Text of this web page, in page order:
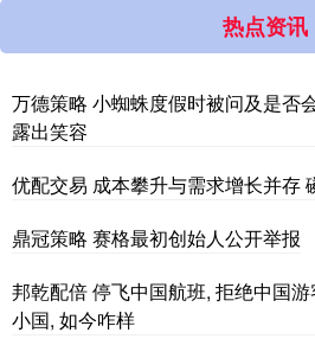
热点资讯
万德策略 小蜘蛛度假时被问及是否
露出笑容
优配交易 成本攀升与需求增长并存
鼎冠策略 赛格最初创始人公开举报
邦乾配倍 停飞中国航班, 拒绝中国
小国, 如今咋样